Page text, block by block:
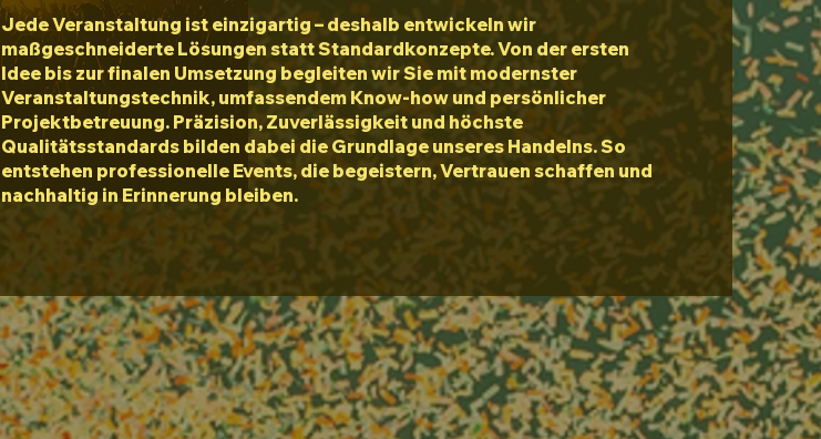
Jede Veranstaltung ist einzigartig – deshalb entwickeln wir
maßgeschneiderte Lösungen statt Standardkonzepte. Von der ersten
Idee bis zur finalen Umsetzung begleiten wir Sie mit modernster
Veranstaltungstechnik, umfassendem Know-how und persönlicher
Projektbetreuung. Präzision, Zuverlässigkeit und höchste
Qualitätsstandards bilden dabei die Grundlage unseres Handelns. So
entstehen professionelle Events, die begeistern, Vertrauen schaffen und
nachhaltig in Erinnerung bleiben.